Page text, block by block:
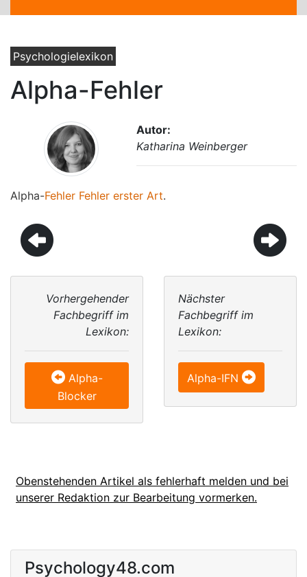
Psychologielexikon
Alpha-Fehler
Autor:
Katharina Weinberger
Alpha-Fehler Fehler erster Art.
Vorhergehender
Fachbegriff im
Lexikon:
Alpha-
Blocker
Nächster
Fachbegriff im
Lexikon:
Alpha-IFN
Obenstehenden Artikel als fehlerhaft melden und bei
unserer Redaktion zur Bearbeitung vormerken.
Psychology48.com